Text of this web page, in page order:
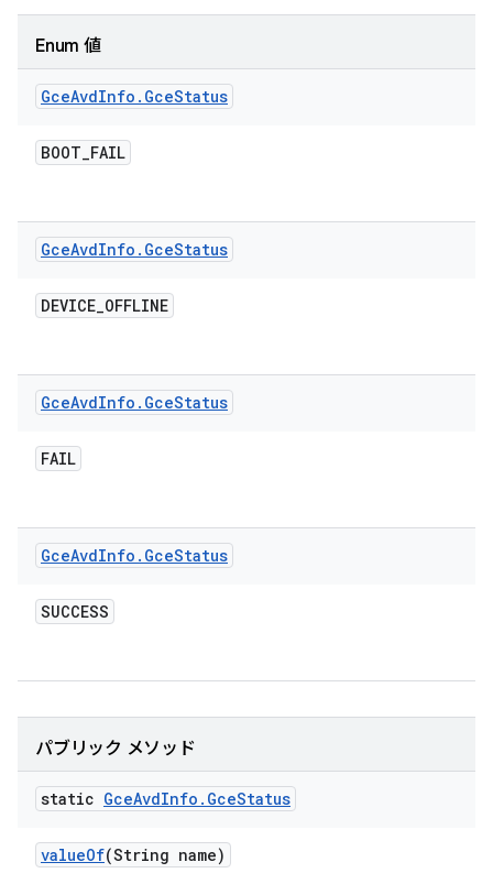
Enum 値
GceAvdInfo . GceStatus
BOOT_FAIL
GceAvdInfo . GceStatus
DEVICE_OFFLINE
GceAvdInfo . GceStatus
FAIL
GceAvdInfo . GceStatus
SUCCESS
パブリック メソッド
static GceAvdInfo . GceStatus
valueOf(String name)